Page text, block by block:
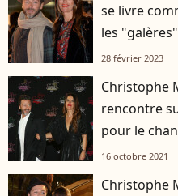
se livre
les "galères"
28 février 2023
Christophe
rencontre
pour le
16 octobre 2021
Christophe